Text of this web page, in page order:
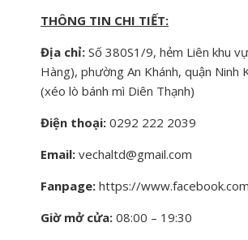
THÔNG TIN CHI TIẾT:
Địa chỉ: Số 380S1/9, hẻm Liên khu
Hàng), phường An Khánh, quận Ninh
(xéo lò bánh mì Diên Thạnh)
Điện thoại: 0292 222 2039
Email: vechaltd@gmail.com
Fanpage: https://
Giờ mở cửa: 08:00 – 19:30